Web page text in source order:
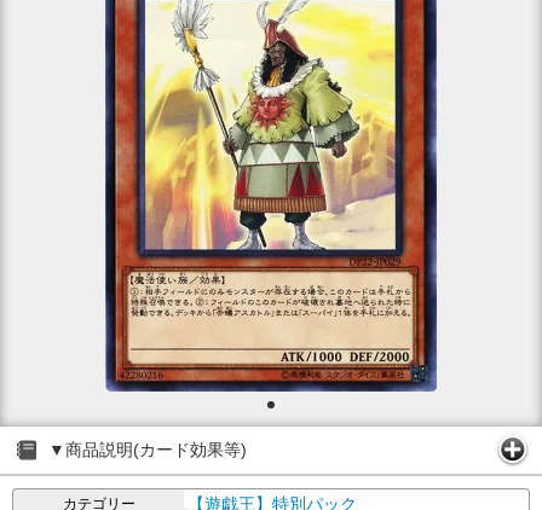
▼商品説明(カード効果等)
カテゴリー 【遊戯王】特別パック